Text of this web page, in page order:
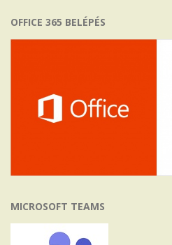
OFFICE 365 BELÉPÉS
MICROSOFT TEAMS